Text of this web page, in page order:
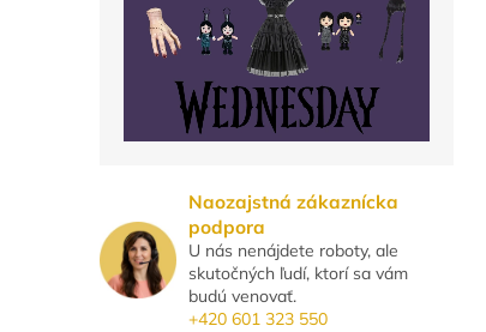
Naozajstná zákaznícka
podpora
U nás nenájdete roboty, ale
skutočných ľudí, ktorí sa vám
budú venovať.
+420 601 323 550